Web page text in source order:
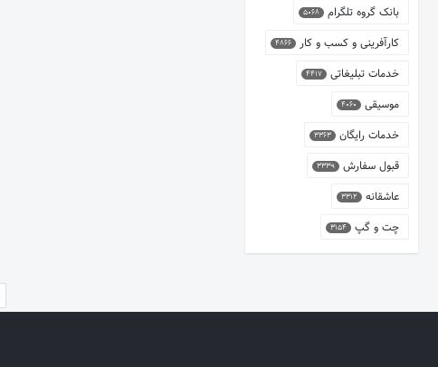
بانک گروه تلگرام 5068
کارآفرینی و کسب و کار 4866
خدمات تبلیغاتی 4417
موسیقی 4060
خدمات رایگان 3363
قبول سفارش 3339
عاشقانه 3312
چت و گپ 3154